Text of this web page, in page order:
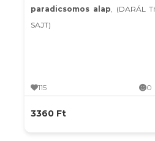
paradicsomos alap, (DARÁL
SAJT)
115 0
3360 Ft